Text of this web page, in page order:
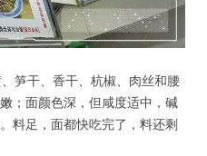
、笋干、香干、杭椒、肉丝和腰
；面颜色深，但咸度适中，碱
料足，面都快吃完了，料还剩